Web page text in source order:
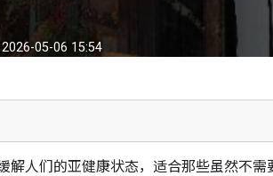
2026-05-06 15:54
解人们的亚健康状态，适合那些虽然不需